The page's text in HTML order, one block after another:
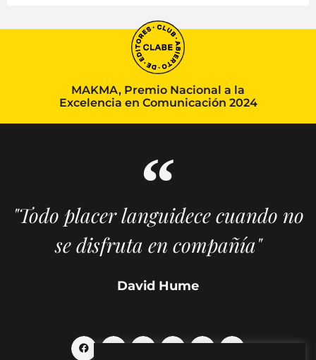
MAKMA, Premio Nacional a la
Excelencia en Comunicación 2024
"Todo placer languidece cuando no
se disfruta en compañía"
David Hume